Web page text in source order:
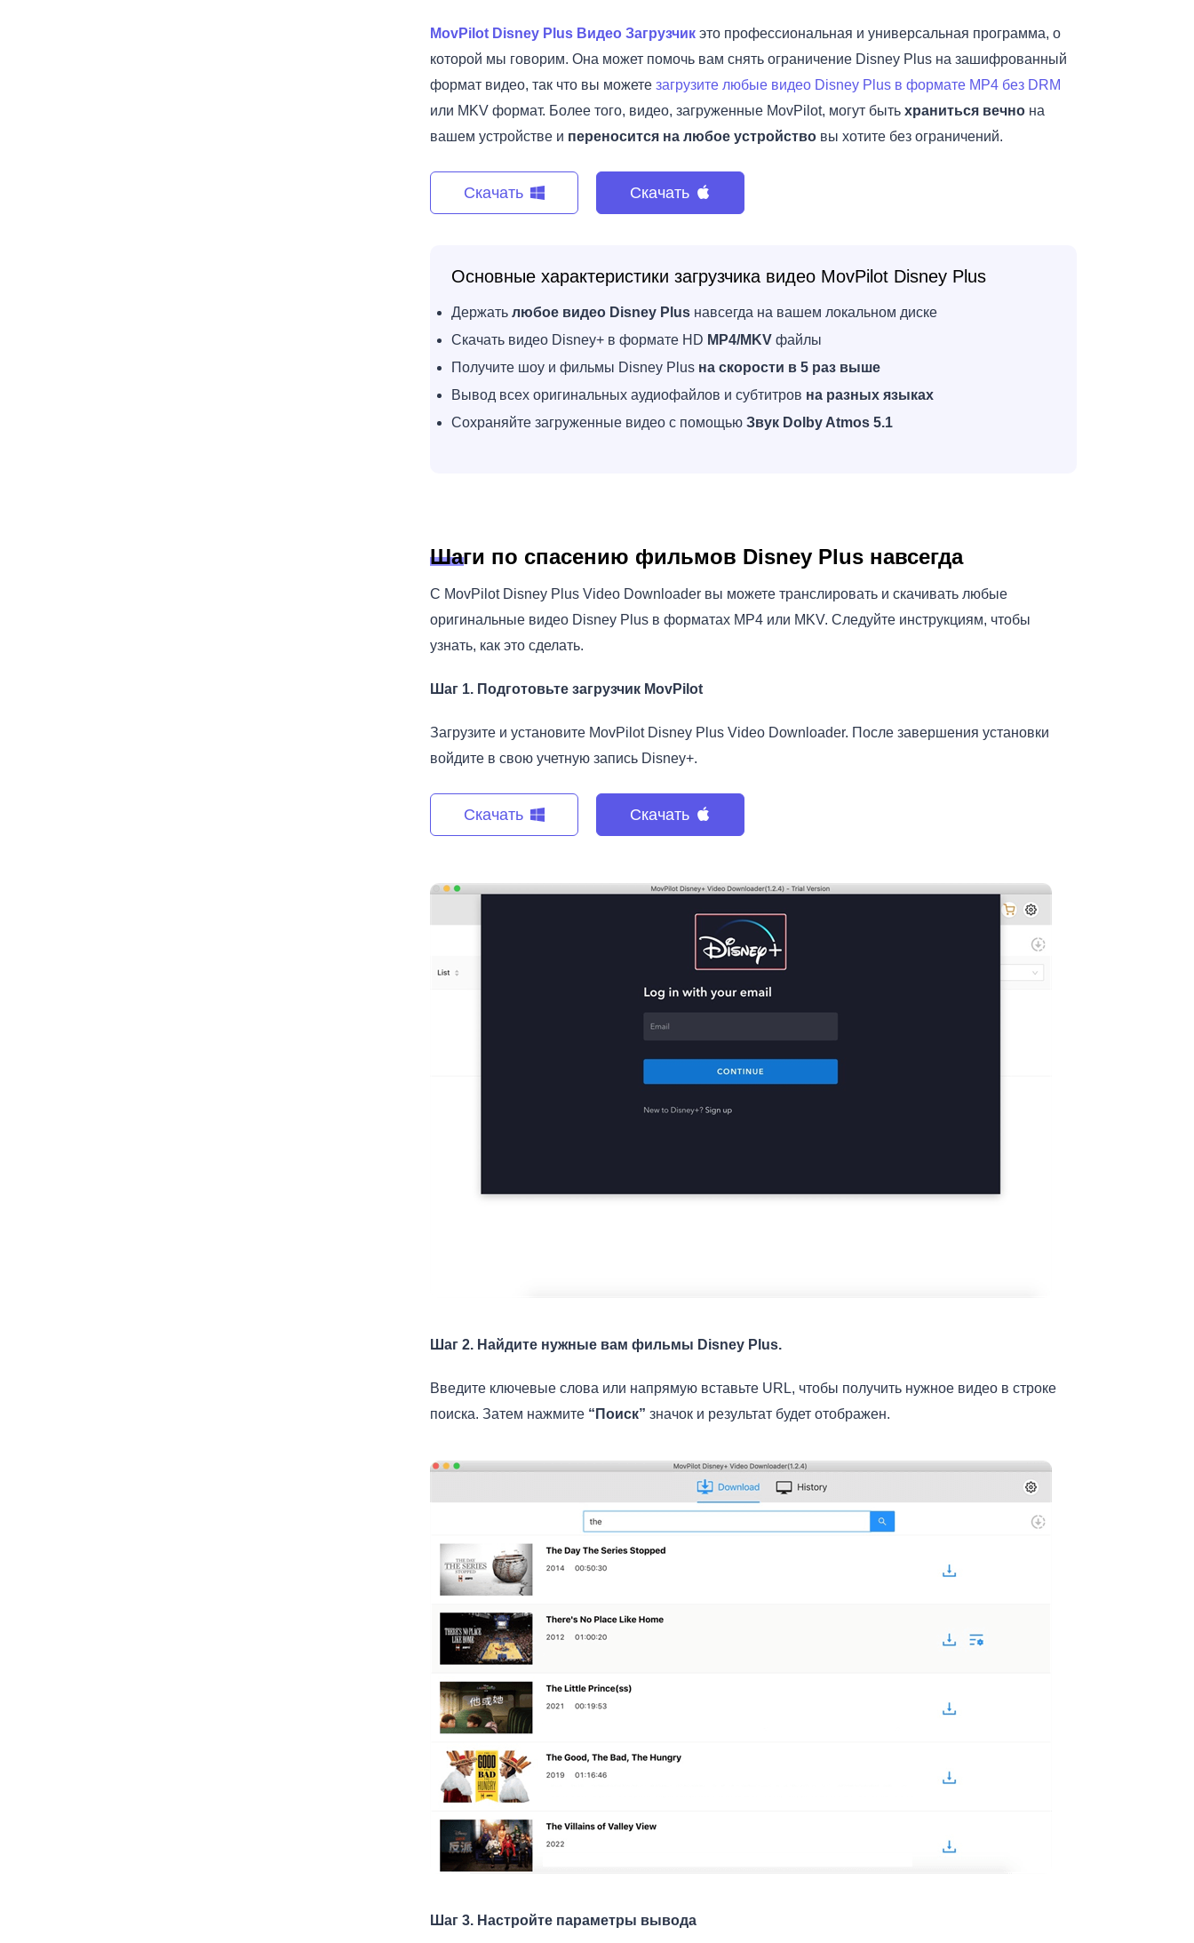
MovPilot Disney Plus Видео Загрузчик это профессиональная и универсальная программа, о
которой мы говорим. Она может помочь вам снять ограничение Disney Plus на зашифрованный
формат видео, так что вы можете загрузите любые видео Disney Plus в формате MP4 без DRM
или MKV формат. Более того, видео, загруженные MovPilot, могут быть храниться вечно на
вашем устройстве и переносится на любое устройство вы хотите без ограничений.
Скачать Скачать
Основные характеристики загрузчика видео MovPilot Disney Plus
Держать любое видео Disney Plus навсегда на вашем локальном диске
Скачать видео Disney+ в формате HD MP4/MKV файлы
Получите шоу и фильмы Disney Plus на скорости в 5 раз выше
Вывод всех оригинальных аудиофайлов и субтитров на разных языках
Сохраняйте загруженные видео с помощью Звук Dolby Atmos 5.1
Шаги по спасению фильмов Disney Plus навсегда
С MovPilot Disney Plus Video Downloader вы можете транслировать и скачивать любые
оригинальные видео Disney Plus в форматах MP4 или MKV. Следуйте инструкциям, чтобы
узнать, как это сделать.
Шаг 1. Подготовьте загрузчик MovPilot
Загрузите и установите MovPilot Disney Plus Video Downloader. После завершения установки
войдите в свою учетную запись Disney+.
Скачать Скачать
Шаг 2. Найдите нужные вам фильмы Disney Plus.
Введите ключевые слова или напрямую вставьте URL, чтобы получить нужное видео в строке
поиска. Затем нажмите “Поиск” значок и результат будет отображен.
Шаг 3. Настройте параметры вывода